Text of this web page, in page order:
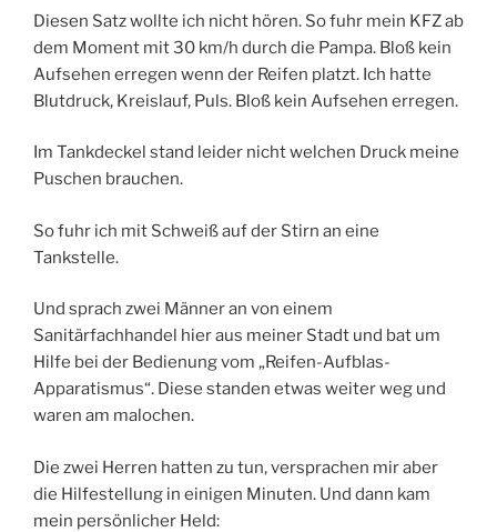
Diesen Satz wollte ich nicht hören. So fuhr mein KFZ ab
dem Moment mit 30 km/h durch die Pampa. Bloß kein
Aufsehen erregen wenn der Reifen platzt. Ich hatte
Blutdruck, Kreislauf, Puls. Bloß kein Aufsehen erregen.
Im Tankdeckel stand leider nicht welchen Druck meine
Puschen brauchen.
So fuhr ich mit Schweiß auf der Stirn an eine
Tankstelle.
Und sprach zwei Männer an von einem
Sanitärfachhandel hier aus meiner Stadt und bat um
Hilfe bei der Bedienung vom „Reifen-Aufblas-
Apparatismus“. Diese standen etwas weiter weg und
waren am malochen.
Die zwei Herren hatten zu tun, versprachen mir aber
die Hilfestellung in einigen Minuten. Und dann kam
mein persönlicher Held: